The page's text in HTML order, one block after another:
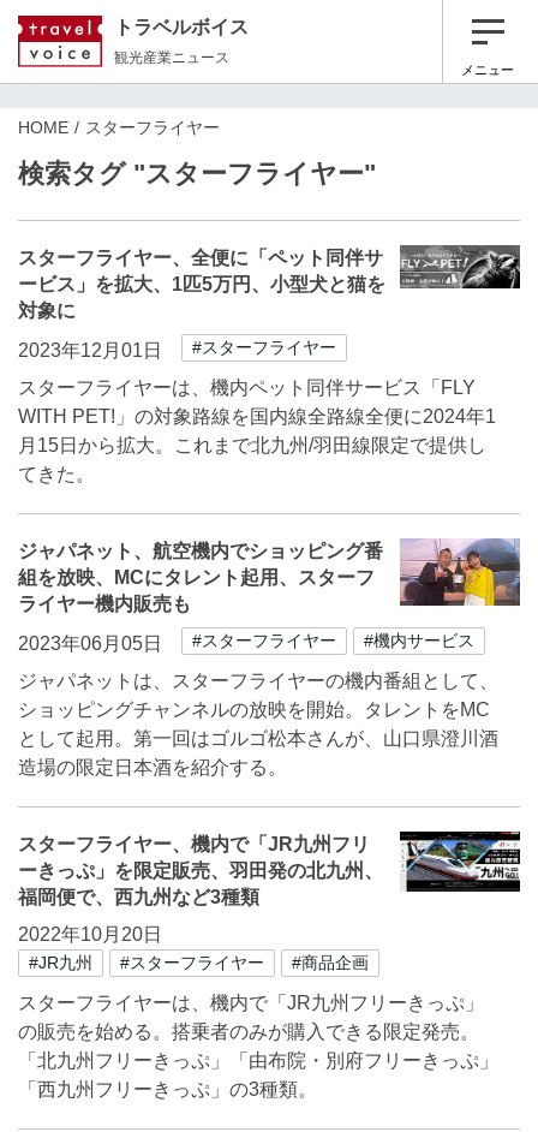
トラベルボイス
観光産業ニュース
メニュー
HOME スターフライヤー
検索タグ "スターフライヤー"
スターフライヤー、全便に「ペット同伴サ
ービス」を拡大、1匹5万円、小型犬と猫を
対象に
2023年12月01日
#スターフライヤー
スターフライヤーは、機内ペット同伴サービス「FLY
WITH PET!」の対象路線を国内線全路線全便に2024年1
月15日から拡大。これまで北九州/羽田線限定で提供し
てきた。
ジャパネット、航空機内でショッピング番
組を放映、MCにタレント起用、スターフ
ライヤー機内販売も
2023年06月05日
#スターフライヤー #機内サービス
ジャパネットは、スターフライヤーの機内番組として、
ショッピングチャンネルの放映を開始。タレントをMC
として起用。第一回はゴルゴ松本さんが、山口県澄川酒
造場の限定日本酒を紹介する。
スターフライヤー、機内で「JR九州フリ
ーきっぷ」を限定販売、羽田発の北九州、
福岡便で、西九州など3種類
2022年10月20日
#JR九州 #スターフライヤー #商品企画
スターフライヤーは、機内で「JR九州フリーきっぷ」
の販売を始める。搭乗者のみが購入できる限定発売。
「北九州フリーきっぷ」「由布院・別府フリーきっぷ」
「西九州フリーきっぷ」の3種類。